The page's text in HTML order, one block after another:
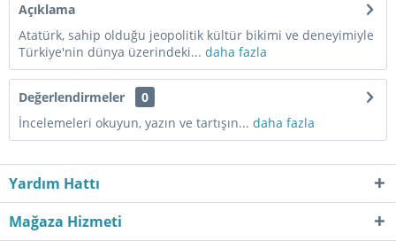
Açıklama
Atatürk, sahip olduğu jeopolitik kültür bikimi ve deneyimiyle
Türkiye'nin dünya üzerindeki... daha fazla
Değerlendirmeler
0
İncelemeleri okuyun, yazın ve tartışın... daha fazla
Yardım Hattı
Mağaza Hizmeti